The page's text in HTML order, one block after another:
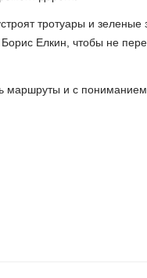
тротуары и
Борис Елкин, чтобы не
маршруты и с